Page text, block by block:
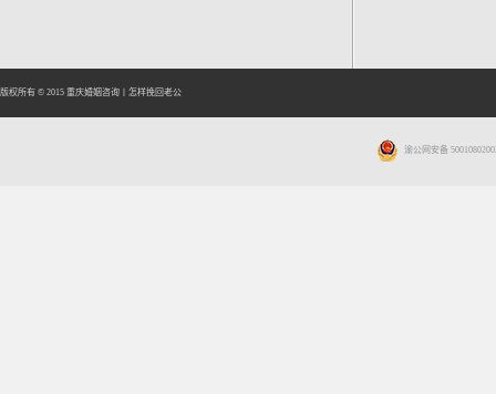
版权所有 © 2015 重庆婚姻咨询 怎样挽回老公
渝公网安备